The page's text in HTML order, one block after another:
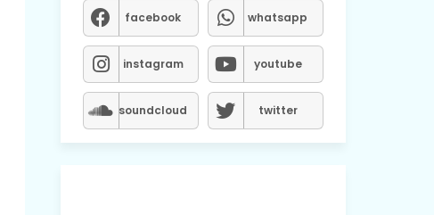
facebook whatsapp
instagram youtube
soundcloud twitter